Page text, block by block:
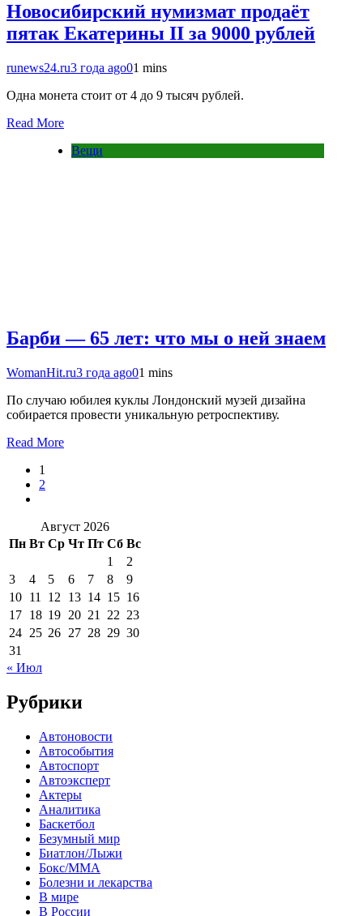
Новосибирский нумизмат продаёт
пятак Екатерины II за 9000 рублей
runews24.ru3 года ago01 mins
Одна монета стоит от 4 до 9 тысяч рублей.
Read More
Вещи
Барби — 65 лет: что мы о ней знаем
WomanHit.ru3 года ago01 mins
По случаю юбилея куклы Лондонский музей дизайна
собирается провести уникальную ретроспективу.
Read More
1
2
Август 2026
Пн Вт Ср Чт Пт Сб Вс
1
2
3
4 5 6 7 8
9
10 11 12 13 14 15 16
17 18 19 20 21 22 23
24 25 26 27 28 29 30
31
« Июл
Рубрики
Автоновости
Автособытия
Автоспорт
Автоэксперт
Актеры
Аналитика
Баскетбол
Безумный мир
Биатлон/Лыжи
Бокс/MMA
Болезни и лекарства
В мире
В России